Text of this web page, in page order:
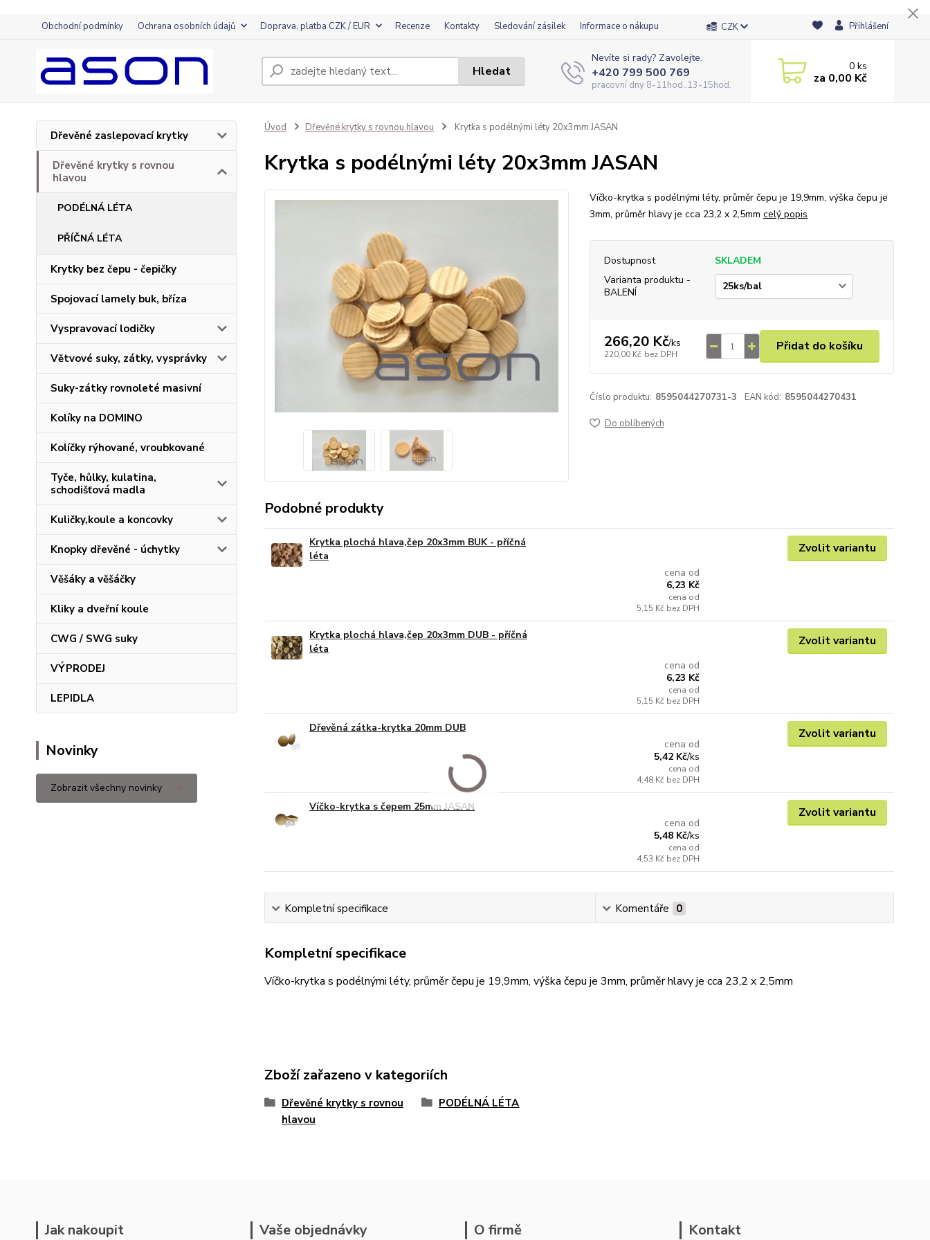
Obchodní podmínky Ochrana osobních údajů Doprava, platba CZK / EUR Recenze Kontakty Sledování zásilek Informace o nákupu CZK Přihlášení
Hledat
Nevíte si rady? Zavolejte.
+420 799 500 769
pracovní dny 8-11hod.,13-15hod.
0ks
za 0,00 Kč
Dřevěné zaslepovací krytky
Dřevěné krytky s rovnou
hlavou
PODÉLNÁ LÉTA
PŘÍČNÁ LÉTA
Krytky bez čepu - čepičky
Spojovací lamely buk, bříza
Vyspravovací lodičky
Větvové suky, zátky, vysprávky
Suky-zátky rovnoleté masivní
Kolíky na DOMINO
Kolíčky rýhované, vroubkované
Tyče, hůlky, kulatina,
schodišťová madla
Kuličky,koule a koncovky
Knopky dřevěné - úchytky
Věšáky a věšáčky
Kliky a dveřní koule
CWG / SWG suky
VÝPRODEJ
LEPIDLA
Novinky
Zobrazit všechny novinky
Úvod Dřevěné krytky s rovnou hlavou Krytka s podélnými léty 20x3mm JASAN
Krytka s podélnými léty 20x3mm JASAN
Víčko-krytka s podélnými léty, průměr čepu je 19,9mm, výška čepu je
3mm, průměr hlavy je cca 23,2 x 2,5mm celý popis
Dostupnost
SKLADEM
Varianta produktu -
BALENÍ
266,20 Kč/ks
220,00 Kč bez DPH
Přidat do košíku
Číslo produktu: 8595044270731-3 EAN kód: 8595044270431
Do oblíbených
Podobné produkty
Krytka plochá hlava,čep 20x3mm BUK - příčná
léta
cena od
6,23 Kč
cena od
5,15 Kč bez DPH
Zvolit variantu
Krytka plochá hlava,čep 20x3mm DUB - příčná
léta
cena od
6,23 Kč
cena od
5,15 Kč bez DPH
Zvolit variantu
Dřevěná zátka-krytka 20mm DUB
cena od
5,42 Kč/ks
cena od
4,48 Kč bez DPH
Zvolit variantu
Víčko-krytka s čepem 25mm JASAN
cena od
5,48 Kč/ks
cena od
4,53 Kč bez DPH
Zvolit variantu
Kompletní specifikace Komentáře 0
Kompletní specifikace
Víčko-krytka s podélnými léty, průměr čepu je 19,9mm, výška čepu je 3mm, průměr hlavy je cca 23,2 x 2,5mm
Zboží zařazeno v kategoriích
Dřevěné krytky s rovnou
hlavou
PODÉLNÁ LÉTA
Jak nakoupit Vaše objednávky O firmě Kontakt